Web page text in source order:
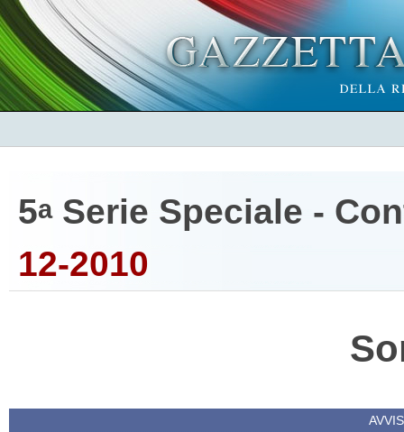
5aSerie Speciale -
12-2010